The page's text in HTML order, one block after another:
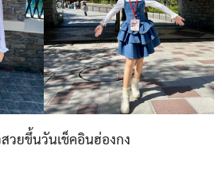
วยขึ้นวันเช็คอินฮ่องกง